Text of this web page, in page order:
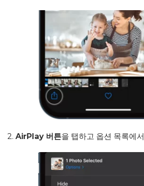
2. AirPlay 버튼을 탭하고 옵션 목록에서